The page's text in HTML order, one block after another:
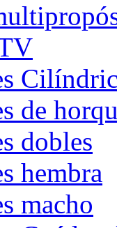
de
dobles
hembra
macho